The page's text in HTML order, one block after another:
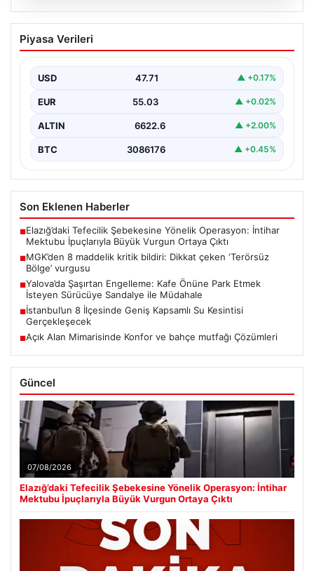
MGK’den 8 maddelik kritik bildiri: Dikkat
çeken ‘Terörsüz Bölge’ vurgusu
Piyasa Verileri
USD 47.71 ▲ +0.17%
EUR 55.03 ▲ +0.02%
ALTIN 6622.6 ▲ +2.00%
BTC 3086176 ▲ +0.45%
Son Eklenen Haberler
■Elazığ’daki Tefecilik Şebekesine Yönelik Operasyon: İntihar
Mektubu İpuçlarıyla Büyük Vurgun Ortaya Çıktı
■MGK’den 8 maddelik kritik bildiri: Dikkat çeken ‘Terörsüz
Bölge’ vurgusu
■Yalova’da Şaşırtan Engelleme: Kafe Önüne Park Etmek
İsteyen Sürücüye Sandalye ile Müdahale
■İstanbul’un 8 İlçesinde Geniş Kapsamlı Su Kesintisi
Gerçekleşecek
■Açık Alan Mimarisinde Konfor ve bahçe mutfağı Çözümleri
Güncel
07/08/2026
Elazığ’daki Tefecilik Şebekesine Yönelik Operasyon: İntihar
Mektubu İpuçlarıyla Büyük Vurgun Ortaya Çıktı